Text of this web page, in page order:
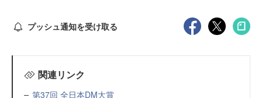
プッシュ通知を受け取る
関連リンク
第37回 全日本DM大賞